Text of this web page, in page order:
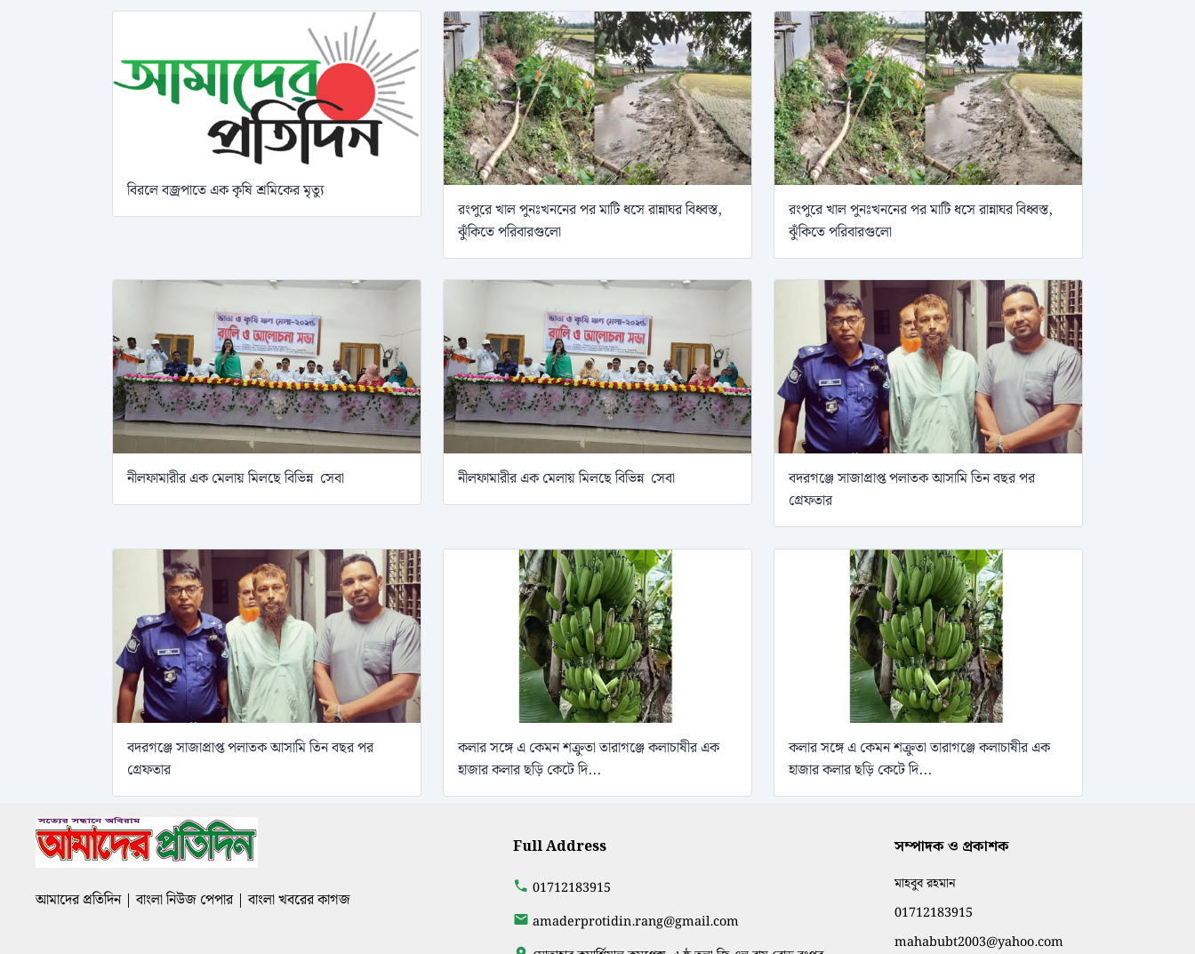
বিরলে বজ্রপাতে এক কৃষি শ্রমিকের মৃত্যু
রংপুরে খাল পুনঃখননের পর মাটি ধসে রান্নাঘর বিধ্বস্ত,
ঝুঁকিতে পরিবারগুলো
রংপুরে খাল পুনঃখননের পর মাটি ধসে রান্নাঘর বিধ্বস্ত,
ঝুঁকিতে পরিবারগুলো
নীলফামারীর এক মেলায় মিলছে বিভিন্ন সেবা নীলফামারীর এক মেলায় মিলছে বিভিন্ন সেবা
বদরগঞ্জে সাজাপ্রাপ্ত পলাতক আসামি তিন বছর পর
গ্রেফতার
বদরগঞ্জে সাজাপ্রাপ্ত পলাতক আসামি তিন বছর পর
গ্রেফতার
কলার সঙ্গে এ কেমন শক্রুতা তারাগঞ্জে কলাচাষীর এক
হাজার কলার ছড়ি কেটে দি...
কলার সঙ্গে এ কেমন শক্রুতা তারাগঞ্জে কলাচাষীর এক
হাজার কলার ছড়ি কেটে দি...
আমাদের প্রতিদিন | বাংলা নিউজ পেপার | বাংলা খবরের কাগজ
Full Address
01712183915
amaderprotidin.rang@gmail.com
সম্পাদক ও প্রকাশক
মাহবুব রহমান
01712183915
mahabubt2003@yahoo.com